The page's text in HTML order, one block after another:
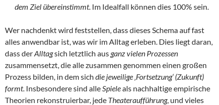
dem Ziel übereinstimmt. Im Idealfall können dies 100% sein.
Wer nachdenkt wird feststellen, dass dieses Schema auf fast
alles anwendbar ist, was wir im Alltag erleben. Dies liegt daran,
dass derAlltagsich letztlich aus ganz vielen Prozessen
zusammensetzt, die alle zusammen genommen einen großen
Prozess bilden, in dem sich die jeweilige ‚Fortsetzung‘ (Zukunft)
formt. Insbesondere sind alleSpieleals nachhaltige empirische
Theorien rekonstruierbar, jede Theateraufführung, und vieles